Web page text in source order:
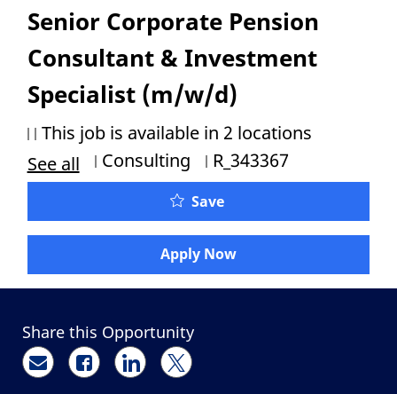
Senior Corporate Pension
Consultant & Investment
Specialist (m/w/d)
This job is available in 2 locations
See all
Category
Consulting Job Id
R_343367
SaveSenior Corporate
Apply Now
Share this Opportunity
Share via email
Share via Facebook
Share via LinkedIn
Share via twitter